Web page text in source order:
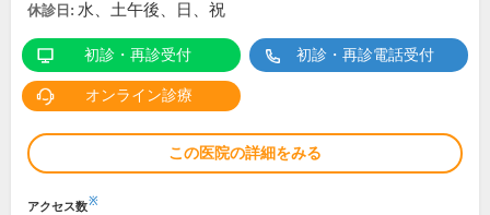
休診日: 水、土午後、日、祝
初診・再診受付 初診・再診電話受付
オンライン診療
この医院の詳細をみる
アクセス数※